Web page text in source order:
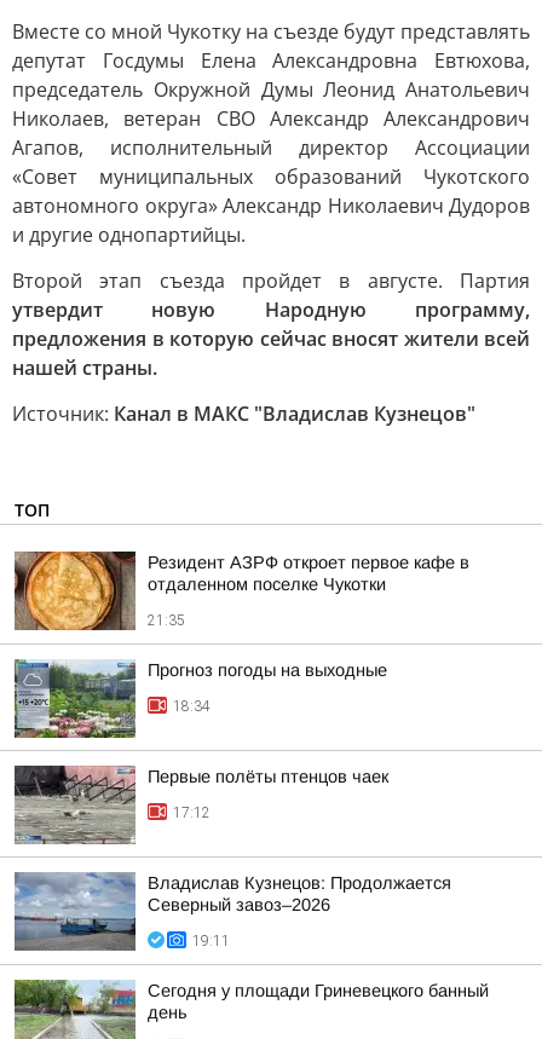
Вместе со мной Чукотку на съезде будут представлять
депутат Госдумы Елена Александровна Евтюхова,
председатель Окружной Думы Леонид Анатольевич
Николаев, ветеран СВО Александр Александрович
Агапов, исполнительный директор Ассоциации
«Совет муниципальных образований Чукотского
автономного округа» Александр Николаевич Дудоров
и другие однопартийцы.
Второй этап съезда пройдет в августе. Партия
утвердит новую Народную программу,
предложения в которую сейчас вносят жители всей
нашей страны.
Источник: Канал в МАКС "Владислав Кузнецов"
ТОП
Резидент АЗРФ откроет первое кафе в
отдаленном поселке Чукотки
21:35
Прогноз погоды на выходные
18:34
Первые полёты птенцов чаек
17:12
Владислав Кузнецов: Продолжается
Северный завоз–2026
19:11
Сегодня у площади Гриневецкого банный
день